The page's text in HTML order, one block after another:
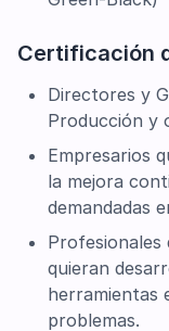
Certificación
Directores y
Producción y
Empresarios
la mejora
demandadas
Profesionales
quieran
herramientas
problemas.